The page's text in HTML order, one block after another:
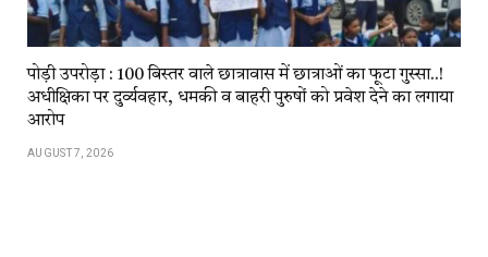
पोड़ी उपरोड़ा : 100 बिस्तर वाले छात्रावास में छात्राओं का फूटा गुस्सा..!
अधीक्षिका पर दुर्व्यवहार, धमकी व बाहरी पुरुषों को प्रवेश देने का लगाया
आरोप
AUGUST 7, 2026